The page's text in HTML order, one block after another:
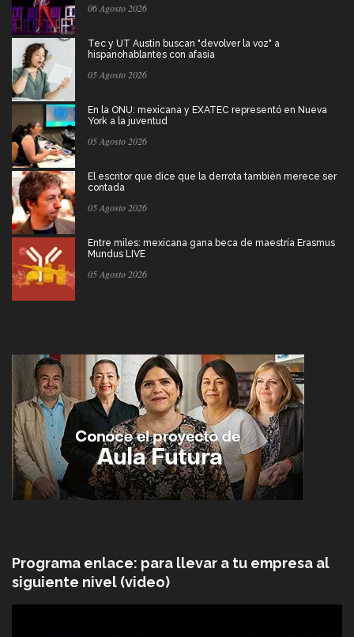
06 Agosto 2026
Tec y UT Austin buscan "devolver la voz" a
hispanohablantes con afasia
05 Agosto 2026
En la ONU: mexicana y EXATEC representó en Nueva
York a la juventud
05 Agosto 2026
El escritor que dice que la derrota también merece ser
contada
05 Agosto 2026
Entre miles: mexicana gana beca de maestría Erasmus
Mundus LIVE
05 Agosto 2026
Programa enlace: para llevar a tu empresa al
siguiente nivel (video)